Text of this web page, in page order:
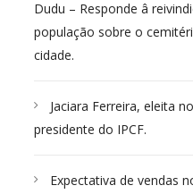
Dudu – Responde â
população sobre o
cidade.
Jaciara Ferreira, eleita
presidente do IPCF.
Expectativa de vendas